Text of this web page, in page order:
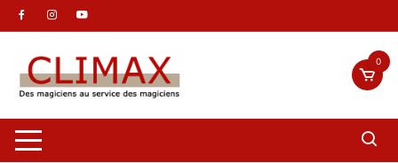
Aller
au
contenu
0